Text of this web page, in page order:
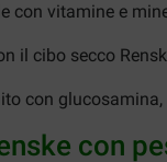
con vitamine e
il cibo secco
con
con